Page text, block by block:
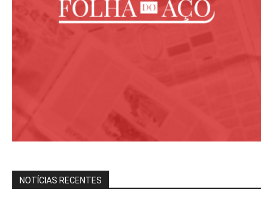
NOTÍCIAS RECENTES